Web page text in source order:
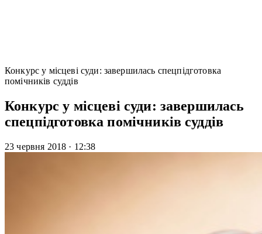
Конкурс у місцеві суди: завершилась спецпідготовка
помічників суддів
Конкурс у місцеві суди: завершилась
спецпідготовка помічників суддів
23 червня 2018 · 12:38